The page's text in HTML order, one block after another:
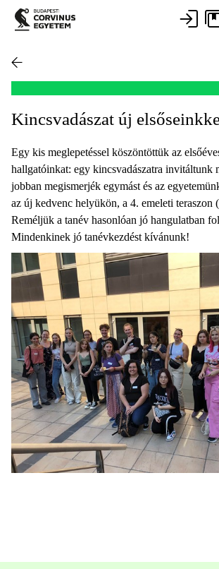
Kincsvadászat új
Egy kis meglepetéssel köszöntöttük az
hallgatóinkat: egy kincsvadászatra invitáltunk
jobban megismerjék egymást és az
az új kedvenc helyükön, a 4. emeleti teraszon
Reméljük a tanév hasonlóan jó hangulatban
Mindenkinek jó tanévkezdést kívánunk!